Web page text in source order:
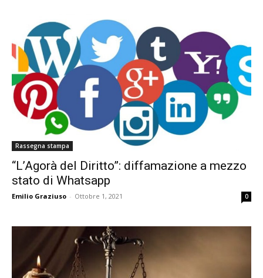
Rassegna stampa
“L’Agorà del Diritto”: diffamazione a mezzo
stato di Whatsapp
Emilio Graziuso - Ottobre 1, 2021 0